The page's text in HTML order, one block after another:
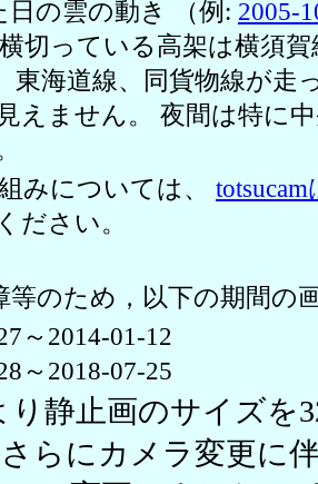
日の雲の動き （例: 2005-
切っている高架は横須
東海道線、同貨物線が走
えません。 夜間は特に
みについては、
ださい。
等のため，以下の期間の
～2014-01-12
～2018-07-25
り静止画のサイズを
らにカメラ変更に